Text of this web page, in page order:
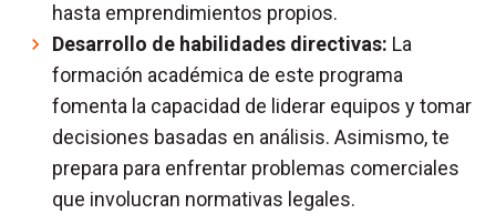
hasta emprendimientos propios.
Desarrollo de habilidades directivas: La
formación académica de este programa
fomenta la capacidad de liderar equipos y tomar
decisiones basadas en análisis. Asimismo, te
prepara para enfrentar problemas comerciales
que involucran normativas legales.